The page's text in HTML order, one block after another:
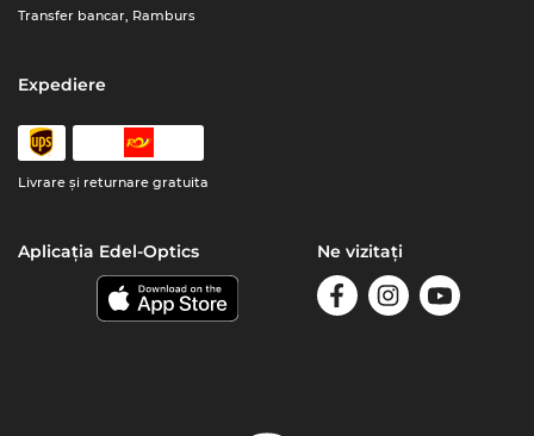
Transfer bancar, Ramburs
Expediere
Livrare şi returnare gratuita
Aplicația Edel-Optics Ne vizitați